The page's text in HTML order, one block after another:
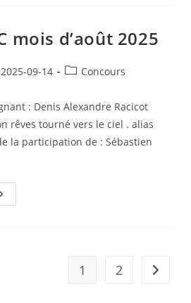
mois d’août 2025
2025-09-14
PostConcours
: Denis Alexandre Racicot
rêves tourné vers le ciel . alias
la participation de : Sébastien
1 2 Go to